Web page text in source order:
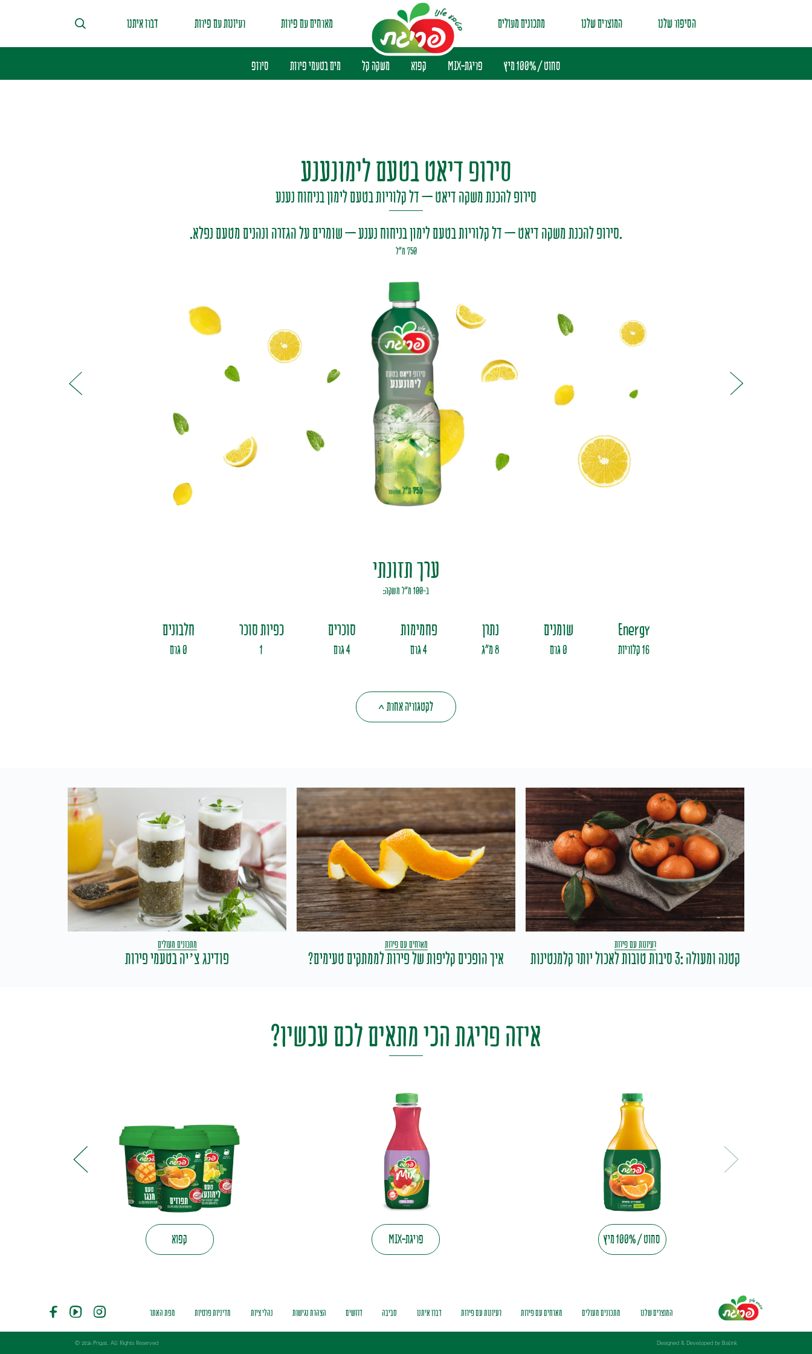
הסיפור שלנו המוצרים שלנו מתכונים מעולים מארחים עם פירות רעיונות עם פירות דברו איתנו
סחוט / 100% מיץ פריגת-MIX קפוא משקה קל מים בטעמי פירות סירופ
סירופ דיאט בטעם לימונענע
סירופ להכנת משקה דיאט – דל קלוריות בטעם לימון בניחוח נענע
.סירופ להכנת משקה דיאט – דל קלוריות בטעם לימון בניחוח נענע – שומרים על הגזרה ונהנים מטעם נפלא.
750 מ"ל
ערך תזונתי
ב-100 מ"ל משקה:
Energy
16 קלוריות
שומנים
0 גרם
נתרן
8 מ"ג
פחמימות
4 גרם
סוכרים
4 גרם
כפיות סוכר
1
חלבונים
0 גרם
לקטגוריה אחרת>
סחוט / 100% מיץ פריגת-MIX
מים בטעמי פירות
רעיונות עם פירות
קטנה ומעולה :3 סיבות טובות לאכול יותר קלמנטינות
מארחים עם פירות
איך הופכים קליפות של פירות לממתקים טעימים?
מתכונים מעולים
פודינג צ’יה בטעמי פירות
איזהפריגתהכימתאיםלכםעכשיו?
סחוט / 100% מיץ פריגת-MIX קפוא
המוצרים שלנו מתכונים מעולים מארחים עם פירות רעיונות עם פירות דברו איתנו סביבה דרושים הצהרת נגישות נהלי ציות מדיניות פרטיות מפת האתר
Designed & Developed by Balink
© 2024 Prigat. All Rights Reserved